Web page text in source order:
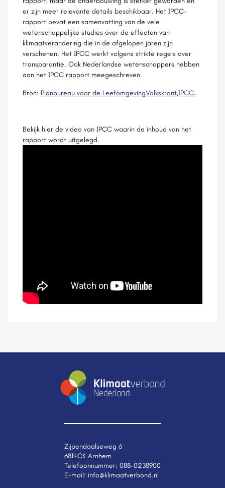
er zijn meer relevante details beschikbaar. Het IPCC-
rapport bevat een samenvatting van de vele
wetenschappelijke studies over de effecten van
klimaatverandering die in de afgelopen jaren zijn
verschenen. Het IPCC werkt volgens strikte regels over
transparantie. Ook Nederlandse wetenschappers hebben
aan het IPCC rapport meegeschreven.
Bron: Planbureau voor de LeefomgevingVolkskrant,IPCC.
Bekijk hier de video van IPCC waarin de inhoud van het
rapport wordt uitgelegd.
Zijpendaalseweg 6
6814CK Arnhem
Telefoonnummer: 088-0238900
E-mail: info@klimaatverbond.nl